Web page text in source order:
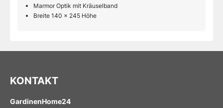
Marmor Optik mit Kräuselband
Breite 140 x 245 Höhe
KONTAKT
GardinenHome24